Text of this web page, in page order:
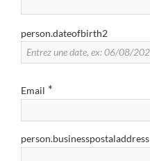
person.dateofbirth2
Email *
person.businesspostaladdress